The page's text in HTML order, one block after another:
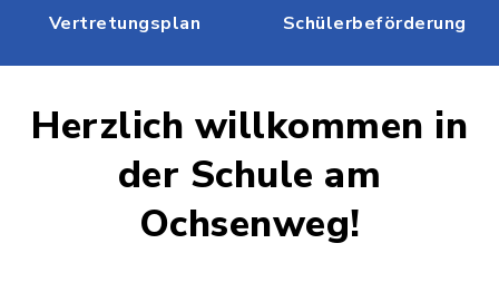
Vertretungsplan Schülerbeförderung
Herzlich willkommen in
der Schule am
Ochsenweg!